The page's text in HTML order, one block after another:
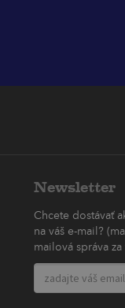
Newsletter
Chcete dostávať
na váš e-mail?
mailová správa za